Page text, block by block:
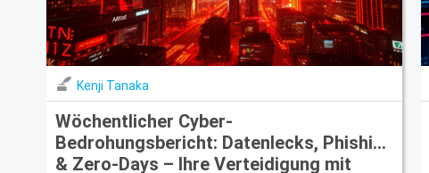
Kenji Tanaka
Wöchentlicher Cyber-
Bedrohungsbericht: Datenlecks, Phishing
& Zero-Days – Ihre Verteidigung mit